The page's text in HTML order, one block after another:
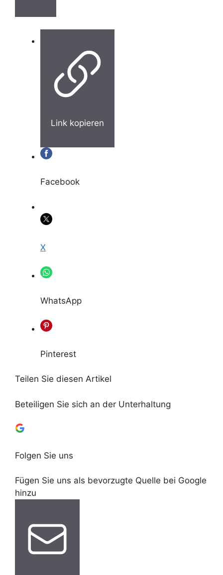
Link kopieren
Facebook
X
WhatsApp
Pinterest
Teilen Sie diesen Artikel
Beteiligen Sie sich an der Unterhaltung
Folgen Sie uns
Fügen Sie uns als bevorzugte Quelle bei Google
hinzu